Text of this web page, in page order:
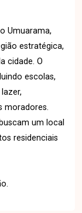
Umuarama,
estratégica,
cidade. O
escolas,
moradores.
um local
residenciais